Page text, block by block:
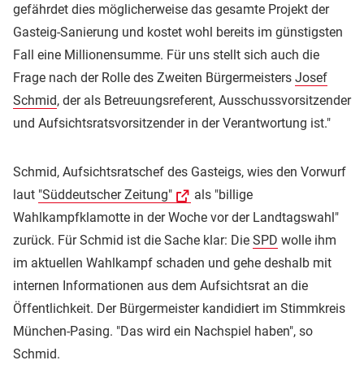
gefährdet dies möglicherweise das gesamte Projekt der
Gasteig-Sanierung und kostet wohl bereits im günstigsten
Fall eine Millionensumme. Für uns stellt sich auch die
Frage nach der Rolle des Zweiten Bürgermeisters Josef
Schmid, der als Betreuungsreferent, Ausschussvorsitzender
und Aufsichtsratsvorsitzender in der Verantwortung ist."
Schmid, Aufsichtsratschef des Gasteigs, wies den Vorwurf
laut "Süddeutscher Zeitung"
als "billige
Wahlkampfklamotte in der Woche vor der Landtagswahl"
zurück. Für Schmid ist die Sache klar: Die SPD wolle ihm
im aktuellen Wahlkampf schaden und gehe deshalb mit
internen Informationen aus dem Aufsichtsrat an die
Öffentlichkeit. Der Bürgermeister kandidiert im Stimmkreis
München-Pasing. "Das wird ein Nachspiel haben", so
Schmid.